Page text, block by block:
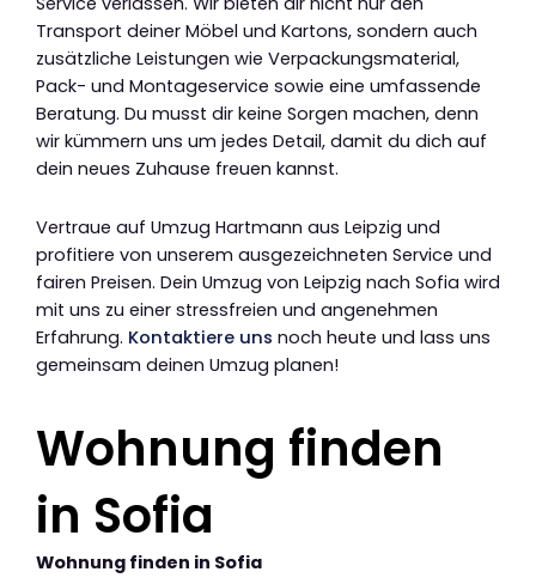
Transport deiner Möbel und Kartons, sondern auch
zusätzliche Leistungen wie Verpackungsmaterial,
Pack- und Montageservice sowie eine umfassende
Beratung. Du musst dir keine Sorgen machen, denn
wir kümmern uns um jedes Detail, damit du dich auf
dein neues Zuhause freuen kannst.
Vertraue auf Umzug Hartmann aus Leipzig und
profitiere von unserem ausgezeichneten Service und
fairen Preisen. Dein Umzug von Leipzig nach Sofia wird
mit uns zu einer stressfreien und angenehmen
Erfahrung. Kontaktiere uns noch heute und lass uns
gemeinsam deinen Umzug planen!
Wohnung finden
in Sofia
Wohnung finden in Sofia